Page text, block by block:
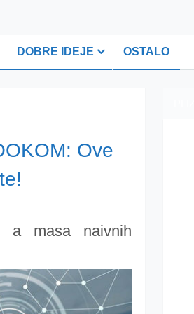
DOBRE IDEJE OSTALO
Ove
a masa naivnih